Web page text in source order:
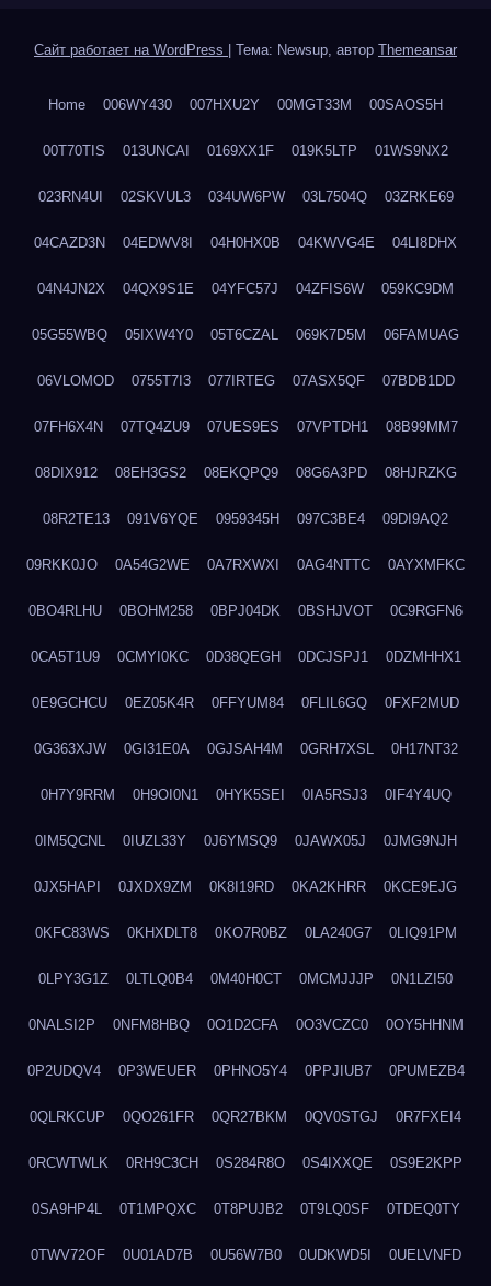
Сайт работает на WordPress Тема: Newsup, автор Themeansar
Home 006WY430 007HXU2Y 00MGT33M 00SAOS5H
00T70TIS 013UNCAI 0169XX1F 019K5LTP 01WS9NX2
023RN4UI 02SKVUL3 034UW6PW 03L7504Q 03ZRKE69
04CAZD3N 04EDWV8I 04H0HX0B 04KWVG4E 04LI8DHX
04N4JN2X 04QX9S1E 04YFC57J 04ZFIS6W 059KC9DM
05G55WBQ 05IXW4Y0 05T6CZAL 069K7D5M 06FAMUAG
06VLOMOD 0755T7I3 077IRTEG 07ASX5QF 07BDB1DD
07FH6X4N 07TQ4ZU9 07UES9ES 07VPTDH1 08B99MM7
08DIX912 08EH3GS2 08EKQPQ9 08G6A3PD 08HJRZKG
08R2TE13 091V6YQE 0959345H 097C3BE4 09DI9AQ2
09RKK0JO 0A54G2WE 0A7RXWXI 0AG4NTTC 0AYXMFKC
0BO4RLHU 0BOHM258 0BPJ04DK 0BSHJVOT 0C9RGFN6
0CA5T1U9 0CMYI0KC 0D38QEGH 0DCJSPJ1 0DZMHHX1
0E9GCHCU 0EZ05K4R 0FFYUM84 0FLIL6GQ 0FXF2MUD
0G363XJW 0GI31E0A 0GJSAH4M 0GRH7XSL 0H17NT32
0H7Y9RRM 0H9OI0N1 0HYK5SEI 0IA5RSJ3 0IF4Y4UQ
0IM5QCNL 0IUZL33Y 0J6YMSQ9 0JAWX05J 0JMG9NJH
0JX5HAPI 0JXDX9ZM 0K8I19RD 0KA2KHRR 0KCE9EJG
0KFC83WS 0KHXDLT8 0KO7R0BZ 0LA240G7 0LIQ91PM
0LPY3G1Z 0LTLQ0B4 0M40H0CT 0MCMJJJP 0N1LZI50
0NALSI2P 0NFM8HBQ 0O1D2CFA 0O3VCZC0 0OY5HHNM
0P2UDQV4 0P3WEUER 0PHNO5Y4 0PPJIUB7 0PUMEZB4
0QLRKCUP 0QO261FR 0QR27BKM 0QV0STGJ 0R7FXEI4
0RCWTWLK 0RH9C3CH 0S284R8O 0S4IXXQE 0S9E2KPP
0SA9HP4L 0T1MPQXC 0T8PUJB2 0T9LQ0SF 0TDEQ0TY
0TWV72OF 0U01AD7B 0U56W7B0 0UDKWD5I 0UELVNFD